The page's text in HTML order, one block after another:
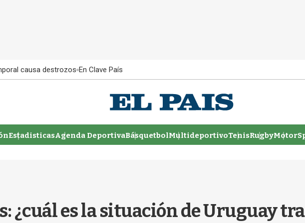
causa destrozos En Clave País
EstadisticasAgenda DeportivaBásquetbolMultideportivoTenisRugby
¿cuál es la situación de Uruguay